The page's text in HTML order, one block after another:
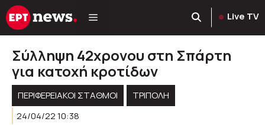
Μετάβαση
σε
Live TV
Σύλληψη 42χρονου στη Σπάρτη
για κατοχή κροτίδων
ΠΕΡΙΦΕΡΕΙΑΚΟΊ ΣΤΑΘΜΟΊ
ΤΡΙΠΟΛΗ
24/04/22 10:38